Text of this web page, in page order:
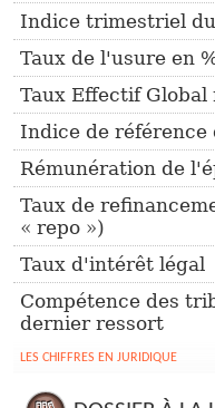
Indice trimestriel
Taux de l'usure en
Taux Effectif Global
Indice de référence
Rémunération de
Taux de
« repo »)
Taux d'intérêt légal
Compétence des
dernier ressort
LES CHIFFRES EN JURIDIQUE